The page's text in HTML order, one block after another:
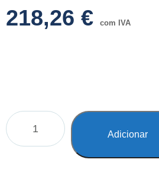
218,26 € com IVA
Adicionar